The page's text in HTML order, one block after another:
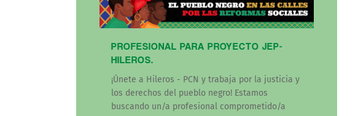
PROFESIONAL PARA PROYECTO JEP-
HILEROS.
¡Únete a Hileros - PCN y trabaja por la justicia y
los derechos del pueblo negro! Estamos
buscando un/a profesional comprometido/a